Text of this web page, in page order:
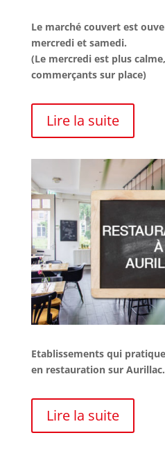
Le marché couvert est
mercredi et samedi.
(Le mercredi est plus
commerçants sur place)
Lire la suite
Etablissements qui
en restauration sur
Lire la suite